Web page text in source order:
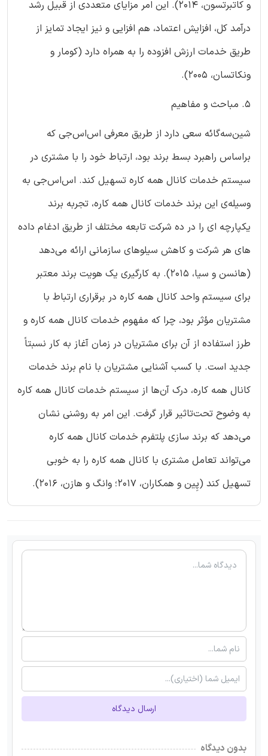
و کاتبرتسون، ۲۰۱۴). این امر مزایای متعددی از قبیل رشد
درآمد کل، افزایش اعتماد، هم افزایی و نیز ایجاد تمایز از
طریق خدمات ارزش افزوده را به همراه دارد (کومار و
ونکاتسان، ۲۰۰۵).
۵. مباحث و مفاهیم
شین‌سه‌گائه سعی دارد از طریق معرفی اس‌اس‌جی که
براساس راهبرد بسط برند بود، ارتباط خود را با مشتری در
سیستم خدمات کانال همه‌ کاره تسهیل کند. اس‌اس‌جی به
وسیله‌ی این برند خدمات کانال همه‌ کاره، تجربه برند
یکپارچه ‌ای را در ده شرکت تابعه مختلف از طریق ادغام داده‌
های هر شرکت و کاهش سیلوهای سازمانی ارائه می‌دهد
(هانسن و سیا، ۲۰۱۵). به کارگیری یک هویت برند معتبر
برای سیستم واحد کانال همه کاره در برقراری ارتباط با
مشتریان مؤثر بود، چرا که مفهوم خدمات کانال همه‌ کاره و
طرز استفاده از آن برای مشتریان در زمان آغاز به کار نسبتاً
جدید است. با کسب آشنایی مشتریان با نام برند خدمات
کانال همه‌ کاره، درک آن‌ها از سیستم خدمات کانال همه‌ کاره
به وضوح تحت‌تاثیر قرار گرفت. این امر به روشنی نشان
می‌دهد که برند سازی پلتفرم خدمات کانال همه‌ کاره
می‌تواند تعامل مشتری با کانال همه‌ کاره را به خوبی
تسهیل ‌کند (پِین و همکاران، ۲۰۱۷؛ وانگ و هازن، ۲۰۱۶).
ارسال دیدگاه
بدون دیدگاه